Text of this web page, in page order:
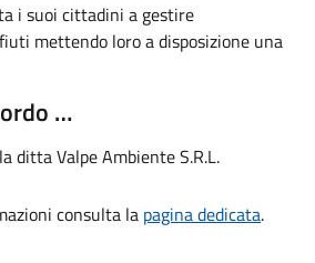
i suoi cittadini a gestire
mettendo loro a disposizione una
…
ditta Valpe Ambiente S.R.L.
consulta la pagina dedicata.